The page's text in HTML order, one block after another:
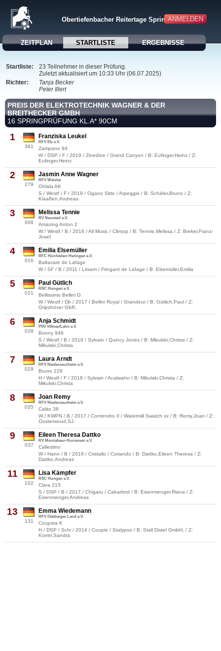
ANMELDEN
Obertiefenbacher Reitertage Springen 2025
ZEITPLAN STARTLISTE ERGEBNISSE
Startliste:
23 Teilnehmer in dieser Prüfung.
Zuletzt aktualisiert um 10:33 Uhr (06.07.2025)
Richter:
Tanja Becker
Peter Illert
PREIS DER ELEKTROTECHNIK WAGNER & DER
BREITHECKER GMBH
16 SPRINGPRÜFUNG KL.A* 90CM
1
361
Franziska Leukel
RFV Elz e.V.
Zampano 94
W / DSP / F / 2019 / Zinedine / Grand Canyon / B: Eufinger,Heinz / Z:
Eufinger,Heinz
2
279
Jasmin Anne Wagner
RFV Wetzlar
Ohlala AK
S / Westf / F / 2019 / Ogano Sitte / Arpeggio / B: Schäfer,Bruno / Z:
Klaaßen,Andreas
3
008
Melissa Tennie
RV Neuwied e.V.
Amazing Anton 2
W / Westf / B / 2016 / All Music / Clintop / B: Tennie,Melissa / Z: Breker,Franz-
Josef
4
016
Emilia Elsemüller
RFC Hünfelden-Heringen e.V.
Baltazare de Lafage
W / SF / B / 2011 / Litsam / Fringant de Lafage / B: Elsemüller,Emilia
5
021
Paul Gütlich
RSC Hungen e.V.
Bellissimo Bellini G
W / Westf / Db / 2017 / Bellini Royal / Grandeur / B: Gütlich,Paul / Z:
Gripshöver GbR,
6
028
Anja Schmidt
PSV Villmar/Lahn e.V.
Bonny 946
S / Westf / B / 2019 / Sylvain / Quincy Jones / B: Mikulski,Christa / Z:
Mikulski,Christa
7
029
Laura Arndt
RFV Niederzeuzheim e.V.
Bruno 226
H / Westf / F / 2018 / Sylvain / Acalwahn / B: Mikulski,Christa / Z:
Mikulski,Christa
8
035
Joan Remy
RFV Niederzeuzheim e.V.
Calito 38
W / KWPN / B / 2017 / Contendro II / Watermill Swatch xx / B: Remy,Joan / Z:
Oosterwoud,SJ.
9
037
Eileen Theresa Dattko
RV Montabaur-Horressen e.V.
Callestino
W / Hann / B / 2019 / Cristallo / Coriando / B: Dattko,Eileen Theresa / Z:
Dattko,Andreas
11
102
Lisa Kämpfer
RSC Hungen e.V.
Clara 215
S / DSP / B / 2017 / Chigaru / Cabarlord / B: Eisenmenger,Riana / Z:
Eisenmenger,Andreas
13
131
Emma Wiedemann
RFV Gleiberger Land e.V.
Coupsta K
H / DSP / Schi / 2014 / Coupie / Stalypso / B: Stall Distel GmbH, / Z:
Korrel,Sandra